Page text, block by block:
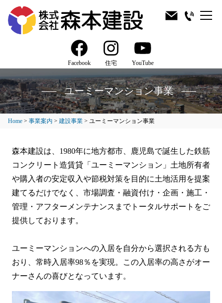
Facebook 住宅 YouTube
ユーミーマンション事業
Home > 事業案内 > 建設事業 > ユーミーマンション事業
森本建設は、1980年に地方都市、鹿児島で誕生した鉄筋
コンクリート造賃貸「ユーミーマンション」土地所有者
や購入者の安定収入や節税対策を目的に土地活用を提案
建てるだけでなく、市場調査・融資付け・企画・施工・
管理・アフターメンテナンスまでトータルサポートをご
提供しております。
ユーミーマンションへの入居を自分から選択される方も
おり、常時入居率98％を実現。この入居率の高さがオー
ナーさんの喜びとなっています。